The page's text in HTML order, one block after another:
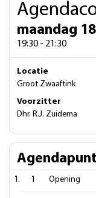
maandag
19:30 - 21:30
Locatie
Groot Zwaaftink
Voorzitter
Dhr. R.J. Zuidema
1 Opening